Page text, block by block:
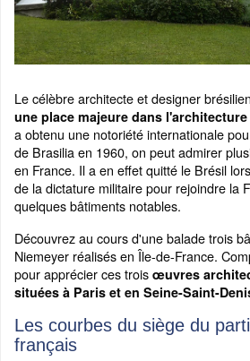
Le célèbre architecte et designer brésilien
une place majeure dans
a obtenu une notoriété internationale
de Brasilia en 1960, on peut admirer
en France. Il a en effet quitté le Brésil
de la dictature militaire pour rejoindre la
quelques bâtiments notables.
Découvrez au cours d'une balade trois
Niemeyer réalisés en Île-de-France.
pour apprécier ces trois œuvres
situées à Paris et en Seine-Saint-
Les courbes du siège du
français